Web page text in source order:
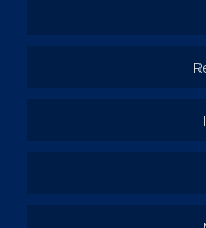
FORNECEDOR DE PAINEL
PAINEL ELÉTRICO DE BAIXA
QUADRO DE COMANDO